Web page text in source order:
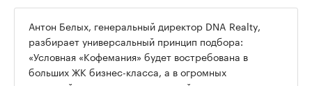
Антон Белых, генеральный директор DNA Realty,
разбирает универсальный принцип подбора:
«Условная «Кофемания» будет востребована в
больших ЖК бизнес-класса, а в огромных